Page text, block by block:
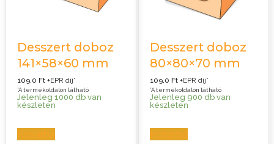
Desszert doboz
141×58×60 mm
109,0Ft +EPR díj*
*A termékoldalon látható
Jelenleg 1000 db van
készleten
Kosárba
Desszert doboz
80×80×70 mm
109,0Ft +EPR díj*
*A termékoldalon látható
Jelenleg 900 db van
készleten
Kosárba